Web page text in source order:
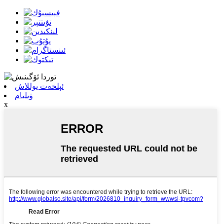
ئېلخەت يوللاش
ۋىليام
x